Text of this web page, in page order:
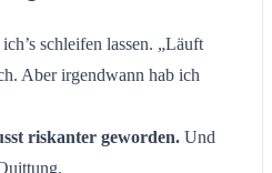
schleifen lassen. „Läuft
Aber irgendwann hab ich
riskanter geworden. Und